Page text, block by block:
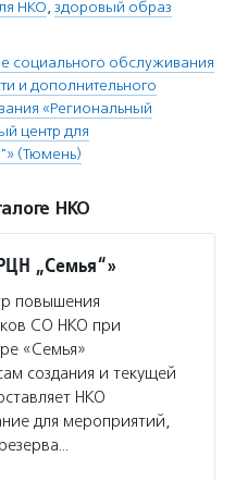
НКО, здоровый образ
социального обслуживания
и дополнительного
«Региональный
центр для
(Тюмень)
НКО
„Семья“»
повышения
СО НКО при
«Семья»
создания и текущей
НКО
для мероприятий,